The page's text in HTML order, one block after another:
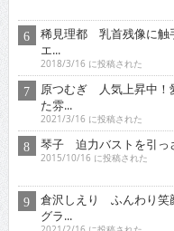
稀見理都 乳首残像に触
エ...
2018/3/16 に投稿された
原つむぎ 人気上昇中！
た雰...
2021/3/16 に投稿された
琴子 迫力バストを引っ
2015/10/16 に投稿された
倉沢しえり ふんわり笑
グラ...